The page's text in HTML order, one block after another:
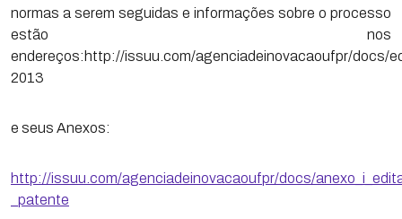
normas a serem seguidas e informações sobre o processo
estão nos
endereços:http://issuu.com/agenciadeinovacaoufpr/docs/
2013
e seus Anexos:
http://issuu.com/agenciadeinovacaoufpr/docs/
_patente